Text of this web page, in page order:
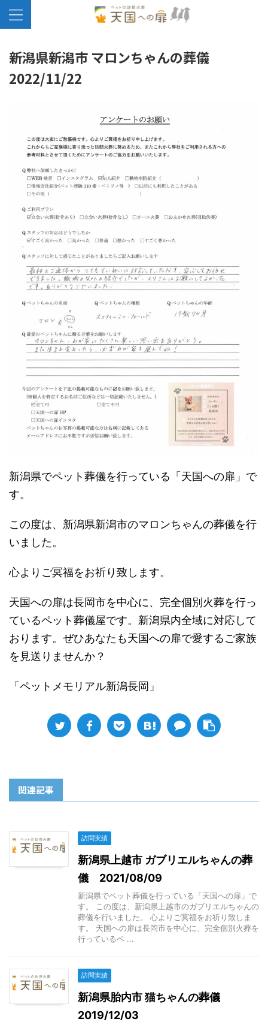
新潟県新潟市 マロンちゃんの葬儀
2022/11/22
新潟県でペット葬儀を行っている「天国への扉」で
す。
この度は、新潟県新潟市のマロンちゃんの葬儀を行
いました。
心よりご冥福をお祈り致します。
天国への扉は長岡市を中心に、完全個別火葬を行っ
ているペット葬儀屋です。新潟県内全域に対応して
おります。ぜひあなたも天国への扉で愛するご家族
を見送りませんか？
「ペットメモリアル新潟長岡」
関連記事
訪問実績
新潟県上越市 ガブリエルちゃんの葬
儀 2021/08/09
新潟県でペット葬儀を行っている「天国への扉」で
す。 この度は、新潟県上越市のガブリエルちゃんの
葬儀を行いました。 心よりご冥福をお祈り致しま
す。 天国への扉は長岡市を中心に、完全個別火葬を
行っているペ ...
訪問実績
新潟県胎内市 猫ちゃんの葬儀
2019/12/03